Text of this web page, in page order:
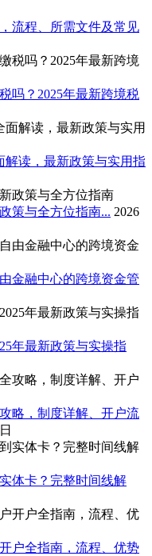
流程、所需文件及常见
吗？2025年最新跨境税
解读，最新政策与实用指
策与全方位指南... 2026
金融中心的跨境资金管
年最新政策与实操指
略，制度详解、开户流
体卡？完整时间线解
户全指南，流程、优势